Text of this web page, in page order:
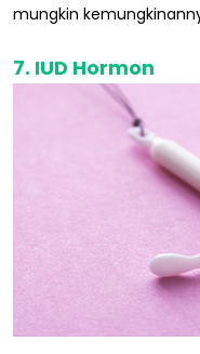
mungkin
7. IUD Hormon